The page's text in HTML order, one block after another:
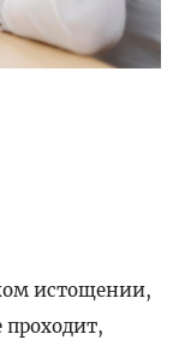
истощении,
проходит,